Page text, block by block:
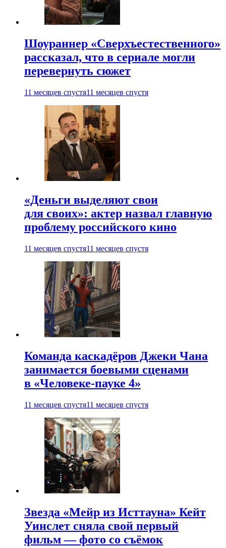
Шоураннер «Сверхъестественного»
рассказал, что в сериале могли
перевернуть сюжет
11 месяцев спустя11 месяцев спустя
«Деньги выделяют свои
для своих»: актер назвал главную
проблему российского кино
11 месяцев спустя11 месяцев спустя
Команда каскадёров Джеки Чана
занимается боевыми сценами
в «Человеке-пауке 4»
11 месяцев спустя11 месяцев спустя
Звезда «Мейр из Исттауна» Кейт
Уинслет сняла свой первый
фильм — фото со съёмок